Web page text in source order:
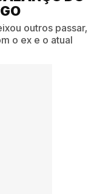
outros passar,
o ex e o atual